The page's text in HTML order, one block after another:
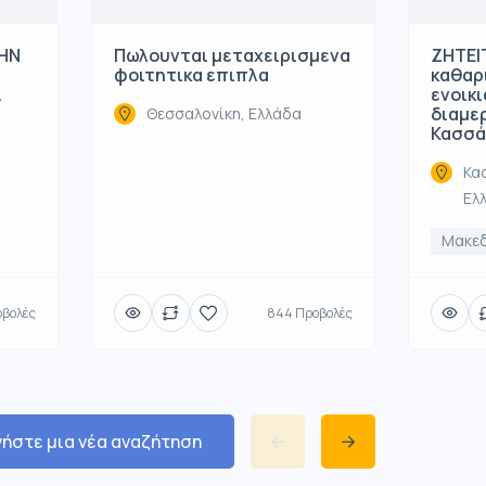
Πωλουνται μεταχειρισμενα
φοιτητικα επιπλα
Θεσσαλονίκη, Ελλάδα
844 Προβολές
μια νέα αναζήτηση